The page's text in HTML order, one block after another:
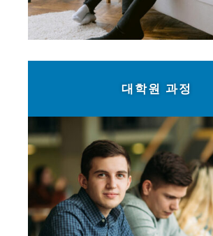
대학원 과정